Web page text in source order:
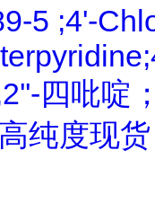
5 ;4'-
四吡啶
纯度现货